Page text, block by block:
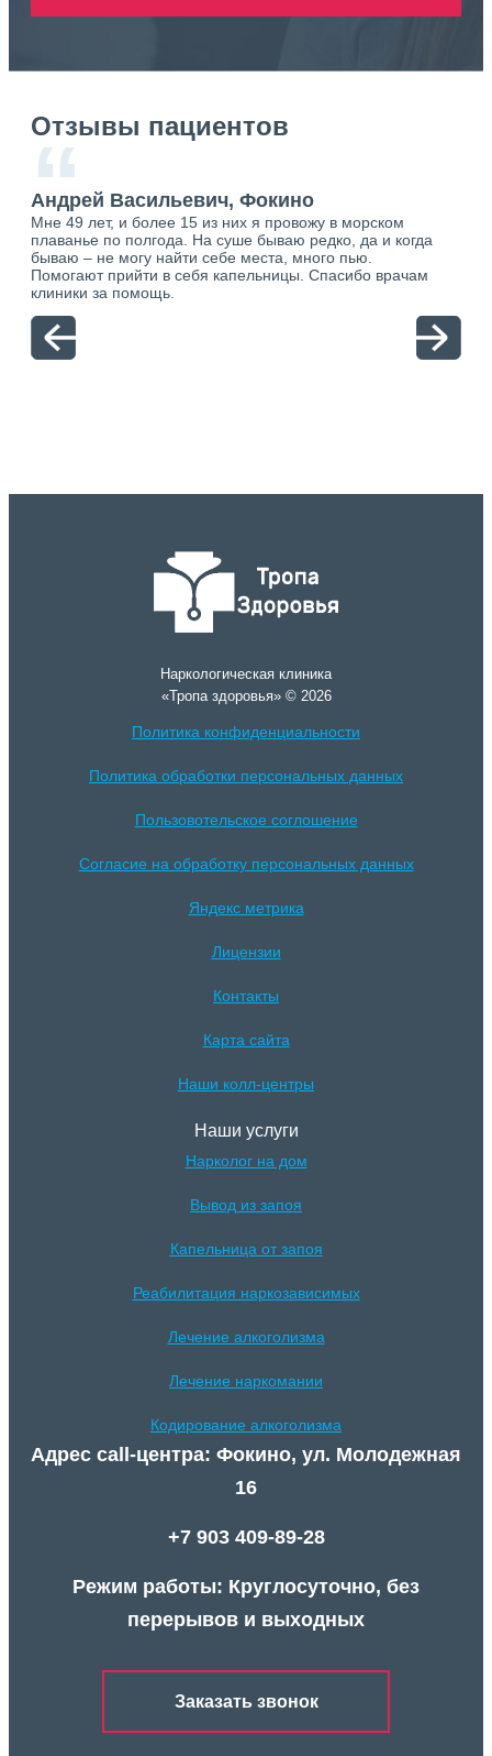
Отзывы пациентов
“
Андрей Васильевич, Фокино
Мне 49 лет, и более 15 из них я провожу в морском
плаванье по полгода. На суше бываю редко, да и когда
бываю – не могу найти себе места, много пью.
Помогают прийти в себя капельницы. Спасибо врачам
клиники за помощь.
Наркологическая клиника
«Тропа здоровья» © 2026
Политика конфиденциальности
Политика обработки персональных данных
Пользовотельское соглошение
Согласие на обработку персональных данных
Яндекс метрика
Лицензии
Контакты
Карта сайта
Наши колл-центры
Наши услуги
Нарколог на дом
Вывод из запоя
Капельница от запоя
Реабилитация наркозависимых
Лечение алкоголизма
Лечение наркомании
Кодирование алкоголизма
Адрес call-центра: Фокино, ул. Молодежная
16
+7 903 409-89-28
Режим работы: Круглосуточно, без
перерывов и выходных
Заказать звонок